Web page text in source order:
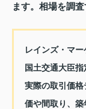
ます。相場を調
レインズ・マ
国土交通大臣指
実際の取引価
価や間取り、